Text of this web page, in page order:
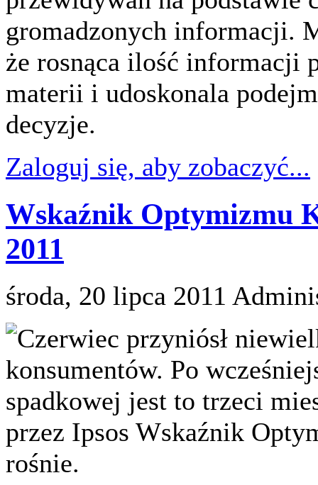
gromadzonych informacji.
że rosnąca ilość informacji
materii i udoskonala
decyzje.
Zaloguj się, aby zobaczyć...
Wskaźnik Optymizmu
2011
środa, 20 lipca 2011
Czerwiec przyniósł
konsumentów. Po
spadkowej jest to trzeci
przez Ipsos Wskaźnik
rośnie.